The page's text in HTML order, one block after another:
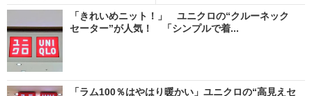
「きれいめニット！」 ユニクロの“クルーネック
セーター”が人気！ 「シンプルで着...
「ラム100％はやはり暖かい」ユニクロの“高見えセ